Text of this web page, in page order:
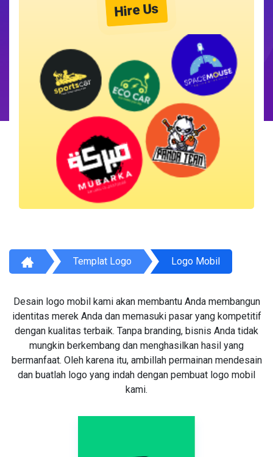
Hire Us
Templat Logo Logo Mobil
Desain logo mobil kami akan membantu Anda membangun
identitas merek Anda dan memasuki pasar yang kompetitif
dengan kualitas terbaik. Tanpa branding, bisnis Anda tidak
mungkin berkembang dan menghasilkan hasil yang
bermanfaat. Oleh karena itu, ambillah permainan mendesain
dan buatlah logo yang indah dengan pembuat logo mobil
kami.